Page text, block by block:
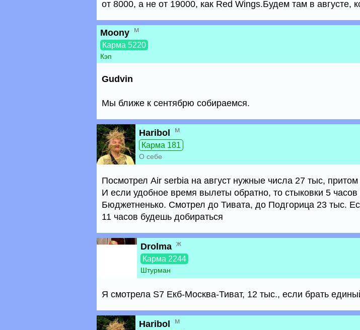
от 8000, а не от 19000, как Red Wings.Будем там в августе,
Moony м
Карма 5220
Кэп
Gudvin
Мы ближе к сентябрю собираемся.
Haribol
м
Карма 181
О себе
Посмотрел Air serbia на август нужные числа 27 тыс, притом
И если удобное время вылеты обратно, то стыковки 5
Бюджетненько. Смотрел до Тивата, до Подгорица 23 тыс.
11 часов будешь добираться
Drolma ж
Карма 2244
Штурман
Я смотрела S7 Екб-Москва-Тиват, 12 тыс., если брать
Haribol
м